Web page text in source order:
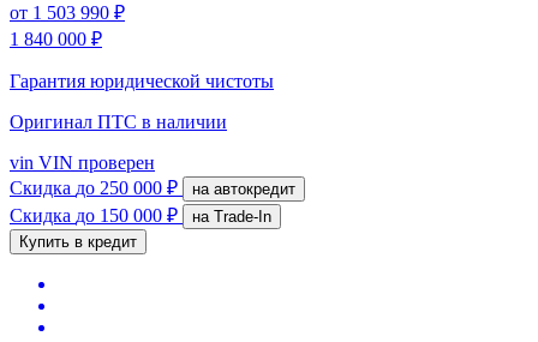
от 1 503 990 ₽
1 840 000 ₽
Гарантия юридической чистоты
Оригинал ПТС в наличии
vin VIN проверен
Скидка до 250 000 ₽ на автокредит
Скидка до 150 000 ₽
на Trade-In
Купить в кредит